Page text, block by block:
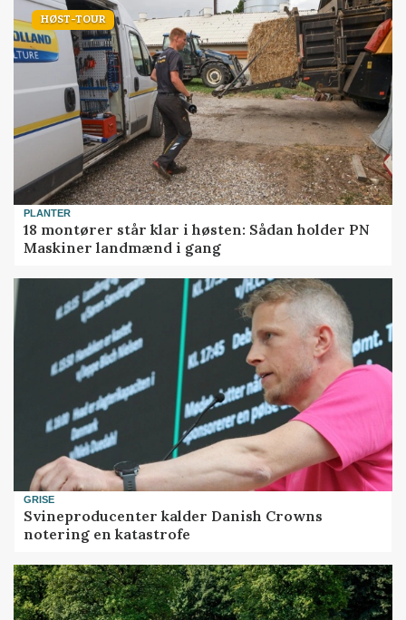
HØST-TOUR
PLANTER
18 montører står klar i høsten: Sådan holder PN
Maskiner landmænd i gang
GRISE
Svineproducenter kalder Danish Crowns
notering en katastrofe